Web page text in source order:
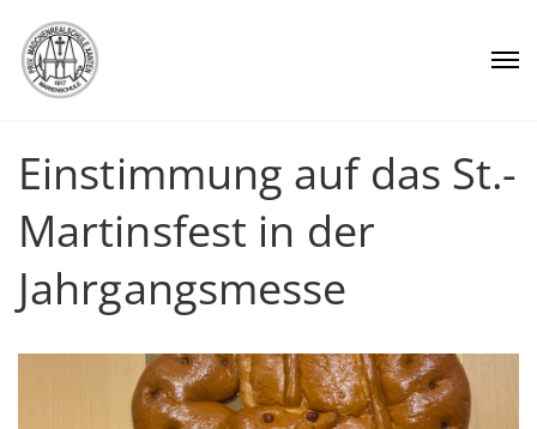
Einstimmung auf das St.-
Martinsfest in der
Jahrgangsmesse